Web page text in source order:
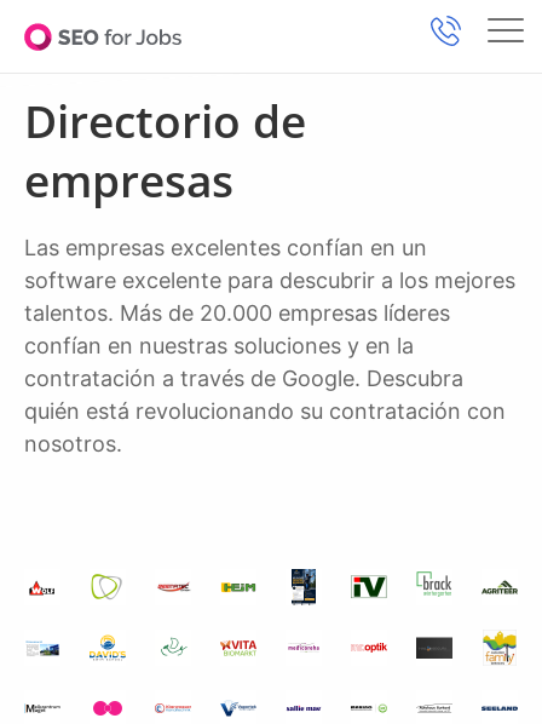
Directorio de
empresas
Las empresas excelentes confían en un
software excelente para descubrir a los mejores
talentos. Más de 20.000 empresas líderes
confían en nuestras soluciones y en la
contratación a través de Google. Descubra
quién está revolucionando su contratación con
nosotros.